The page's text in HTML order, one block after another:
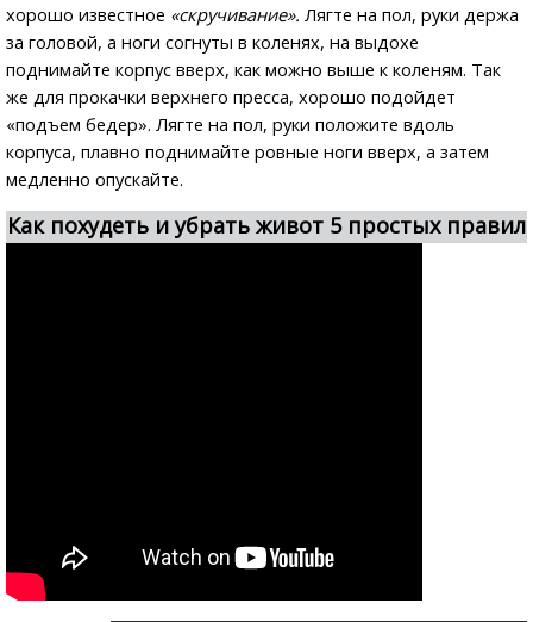
хорошо известное «скручивание». Лягте на пол, руки держа
за головой, а ноги согнуты в коленях, на выдохе
поднимайте корпус вверх, как можно выше к коленям. Так
же для прокачки верхнего пресса, хорошо подойдет
«подъем бедер». Лягте на пол, руки положите вдоль
корпуса, плавно поднимайте ровные ноги вверх, а затем
медленно опускайте.
Как похудеть и убрать живот 5 простых правил